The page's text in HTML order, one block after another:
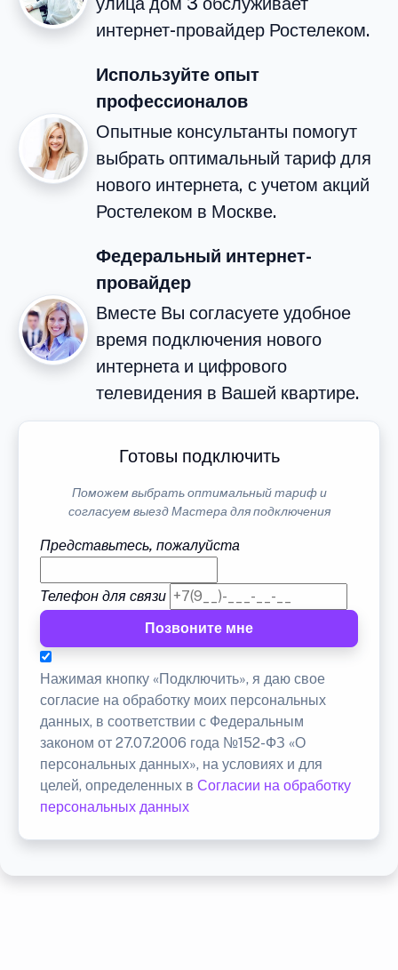
интернет-провайдер Ростелеком.
Используйте опыт
профессионалов
Опытные консультанты помогут
выбрать оптимальный тариф для
нового интернета, с учетом акций
Ростелеком в Москве.
Федеральный интернет-
провайдер
Вместе Вы согласуете удобное
время подключения нового
интернета и цифрового
телевидения в Вашей квартире.
Готовы подключить
Поможем выбрать оптимальный тариф и
согласуем выезд Мастера для подключения
Представьтесь, пожалуйста
Телефон для связи
Позвоните мне
Нажимая кнопку «Подключить», я даю свое
согласие на обработку моих персональных
данных, в соответствии с Федеральным
законом от 27.07.2006 года №152-ФЗ «О
персональных данных», на условиях и для
целей, определенных в Согласии на обработку
персональных данных